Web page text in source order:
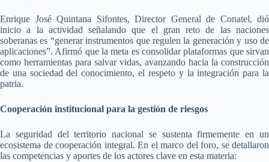
Enrique José Quintana Sifontes, Director General de Conatel, dió
inicio a la actividad señalando que el gran reto de las naciones
soberanas es “generar instrumentos que regulen la generación y uso de
aplicaciones”. Afirmó que la meta es consolidar plataformas que sirvan
como herramientas para salvar vidas, avanzando hacia la construcción
de una sociedad del conocimiento, el respeto y la integración para la
patria.
Cooperación institucional para la gestión de riesgos
La seguridad del territorio nacional se sustenta firmemente en un
ecosistema de cooperación integral. En el marco del foro, se detallaron
las competencias y aportes de los actores clave en esta materia: